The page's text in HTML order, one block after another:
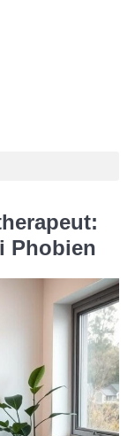
Phobien